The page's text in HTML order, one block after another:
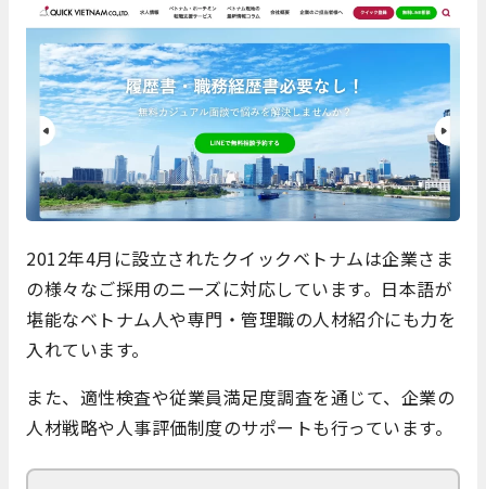
2012年4月に設立されたクイックベトナムは企業さま
の様々なご採用のニーズに対応しています。日本語が
堪能なベトナム人や専門・管理職の人材紹介にも力を
入れています。
また、適性検査や従業員満足度調査を通じて、企業の
人材戦略や人事評価制度のサポートも行っています。